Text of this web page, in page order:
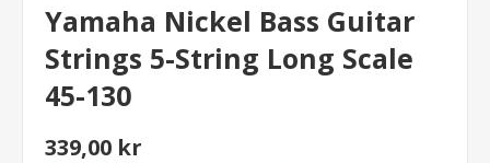
Yamaha Nickel Bass Guitar
Strings 5-String Long Scale
45-130
339,00 kr